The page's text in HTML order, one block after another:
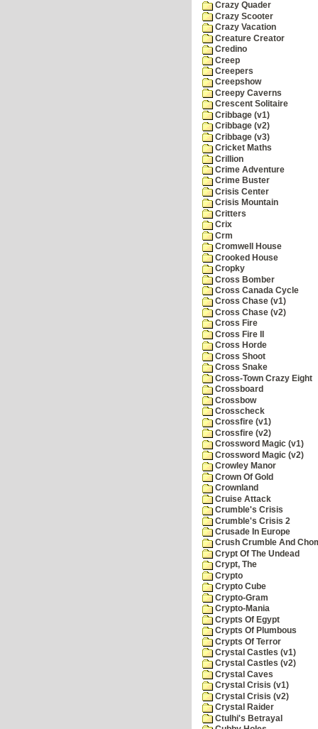
Crazy Quader
Crazy Scooter
Crazy Vacation
Creature Creator
Credino
Creep
Creepers
Creepshow
Creepy Caverns
Crescent Solitaire
Cribbage (v1)
Cribbage (v2)
Cribbage (v3)
Cricket Maths
Crillion
Crime Adventure
Crime Buster
Crisis Center
Crisis Mountain
Critters
Crix
Crm
Cromwell House
Crooked House
Cropky
Cross Bomber
Cross Canada Cycle
Cross Chase (v1)
Cross Chase (v2)
Cross Fire
Cross Fire II
Cross Horde
Cross Shoot
Cross Snake
Cross-Town Crazy Eight
Crossboard
Crossbow
Crosscheck
Crossfire (v1)
Crossfire (v2)
Crossword Magic (v1)
Crossword Magic (v2)
Crowley Manor
Crown Of Gold
Crownland
Cruise Attack
Crumble's Crisis
Crumble's Crisis 2
Crusade In Europe
Crush Crumble And
Crypt Of The Undead
Crypt, The
Crypto
Crypto Cube
Crypto-Gram
Crypto-Mania
Crypts Of Egypt
Crypts Of Plumbous
Crypts Of Terror
Crystal Castles (v1)
Crystal Castles (v2)
Crystal Caves
Crystal Crisis (v1)
Crystal Crisis (v2)
Crystal Raider
Ctulhi's Betrayal